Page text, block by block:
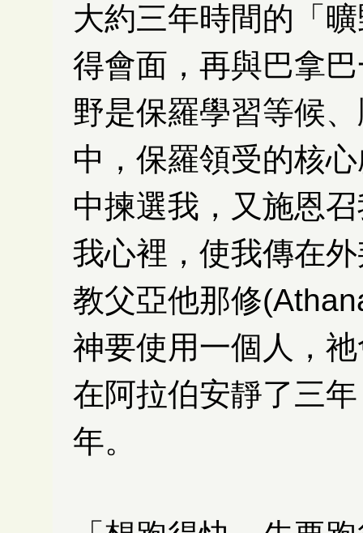
大約三年時間的「
得會面，再與巴拿
野是保羅學習等候
中，保羅領受的核
中揀選我，又施恩
我心裡，使我傳在
教父亞他那修
神要使用一個人，
在阿拉伯安靜了三
年。